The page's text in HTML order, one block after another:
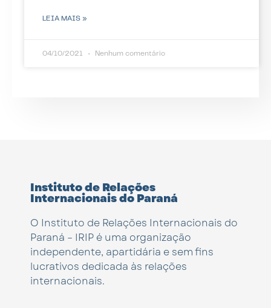
LEIA MAIS »
04/10/2021 Nenhum comentário
Instituto de Relações
Internacionais do Paraná
O Instituto de Relações Internacionais do
Paraná – IRIP é uma organização
independente, apartidária e sem fins
lucrativos dedicada às relações
internacionais.